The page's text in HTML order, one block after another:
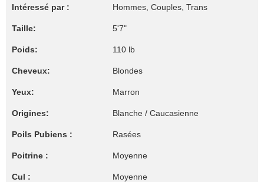
Intéressé par : Hommes, Couples, Trans
Taille: 5'7"
Poids: 110 lb
Cheveux: Blondes
Yeux: Marron
Origines: Blanche / Caucasienne
Poils Pubiens : Rasées
Poitrine : Moyenne
Cul : Moyenne